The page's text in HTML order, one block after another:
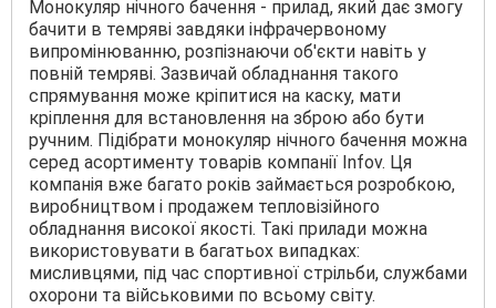
Монокуляр нічного бачення - прилад, який дає змогу
бачити в темряві завдяки інфрачервоному
випромінюванню, розпізнаючи об'єкти навіть у
повній темряві. Зазвичай обладнання такого
спрямування може кріпитися на каску, мати
кріплення для встановлення на зброю або бути
ручним. Підібрати монокуляр нічного бачення можна
серед асортименту товарів компанії Infov. Ця
компанія вже багато років займається розробкою,
виробництвом і продажем тепловізійного
обладнання високої якості. Такі прилади можна
використовувати в багатьох випадках:
мисливцями, під час спортивної стрільби, службами
охорони та військовими по всьому світу.